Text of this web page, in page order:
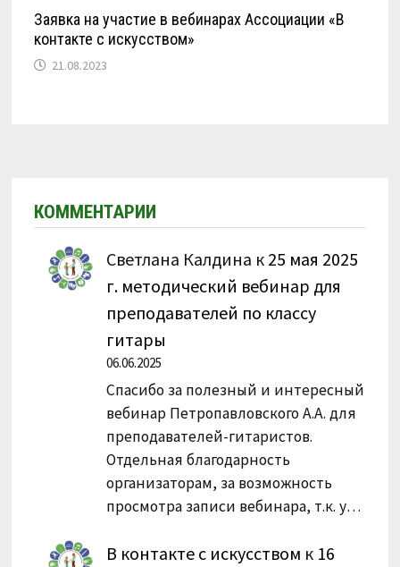
Заявка на участие в вебинарах Ассоциации «В
контакте с искусством»
21.08.2023
КОММЕНТАРИИ
Светлана Калдина к 25 мая 2025
г. методический вебинар для
преподавателей по классу
гитары
06.06.2025
Спасибо за полезный и интересный
вебинар Петропавловского А.А. для
преподавателей-гитаристов.
Отдельная благодарность
организаторам, за возможность
просмотра записи вебинара, т.к. у…
В контакте с искусством к 16